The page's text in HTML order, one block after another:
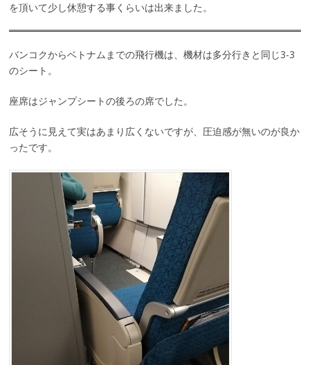
を頂いて少し休憩する事くらいは出来ました。
バンコクからベトナムまでの飛行機は、機材は多分行きと同じ3-3
のシート。
座席はジャンプシートの後ろの席でした。
広そうに見えて実はあまり広くないですが、圧迫感が無いのが良か
ったです。